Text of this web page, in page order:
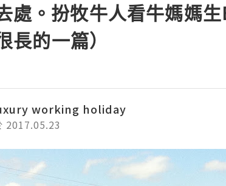
處。扮牧牛人看牛媽媽
長的一篇）
working holiday
2017.05.23